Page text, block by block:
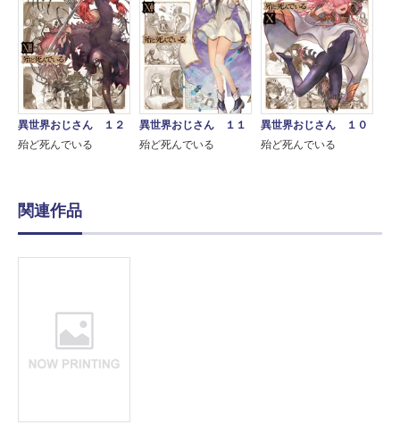
異世界おじさん １２
殆ど死んでいる
異世界おじさん １１
殆ど死んでいる
異世界おじさん １０
殆ど死んでいる
関連作品